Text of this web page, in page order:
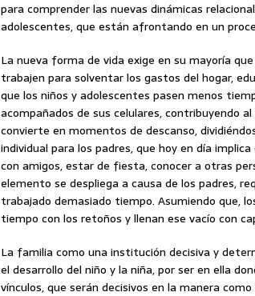
para comprender las nuevas dinámicas
adolescentes, que están afrontando en un
La nueva forma de vida exige en su mayoría
trabajen para solventar los gastos del hogar,
que los niños y adolescentes pasen menos
acompañados de sus celulares, contribuyendo
convierte en momentos de descanso,
individual para los padres, que hoy en día
con amigos, estar de fiesta, conocer a otras
elemento se despliega a causa de los padres,
trabajado demasiado tiempo. Asumiendo que,
tiempo con los retoños y llenan ese vacío con
La familia como una institución decisiva y
el desarrollo del niño y la niña, por ser en ella
vínculos, que serán decisivos en la manera